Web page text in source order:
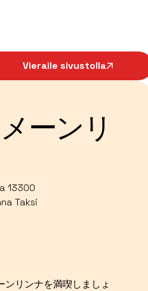
Vieraile sivustolla
ーンリ
13300
Taksi
リンナを満喫しましょ